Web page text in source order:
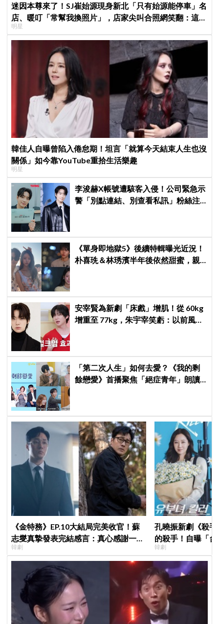
迷因本尊來了！SJ崔始源現身新北「只有始源能停車」名
店、暖叮「常幫我換照片」，店家尖叫合照網笑翻：這輩
子不能脫粉了
明星
韓佳人自曝曾陷入倦怠期！坦言「就算今天結束人生也沒
關係」如今靠YouTube重拾生活樂趣
明星
李浚赫X帳號遭駭客入侵！公司緊急示
警「別點連結、別查看私訊」粉絲注
《單身即地獄5》後續特輯曝光近況！
朴喜珗＆林琇濱半年後依然甜蜜，親
安宰賢為新劇「床戲」增肌！從 60kg
增重至 77kg，朱宇宰笑虧：以前風吹
「第二次人生」如何去愛？《我的剩
餘戀愛》首播聚焦「絕症青年」朗讀
《金特務》EP.10大結局完美收官！蘇
志燮真摯發表完結感言：真心感謝一路
陪伴我們到最後的觀眾
韓劇
孔曉振新劇《殺
的殺手！自曝「
小很多XD
韓劇